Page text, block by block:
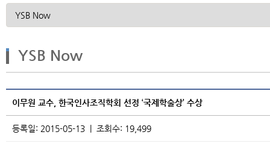
YSB Now
이무원 교수, 한국인사조직학회 선정 ‘국제학술상’ 수상
등록일: 2015-05-13 | 조회수: 19,499